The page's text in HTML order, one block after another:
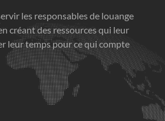
les responsables de louange
créant des ressources qui leur
leur temps pour ce qui compte